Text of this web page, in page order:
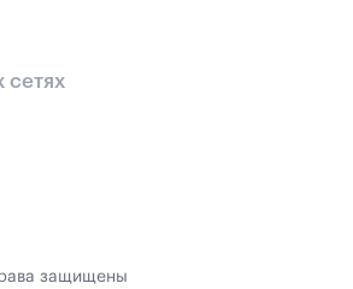
сетях
защищены